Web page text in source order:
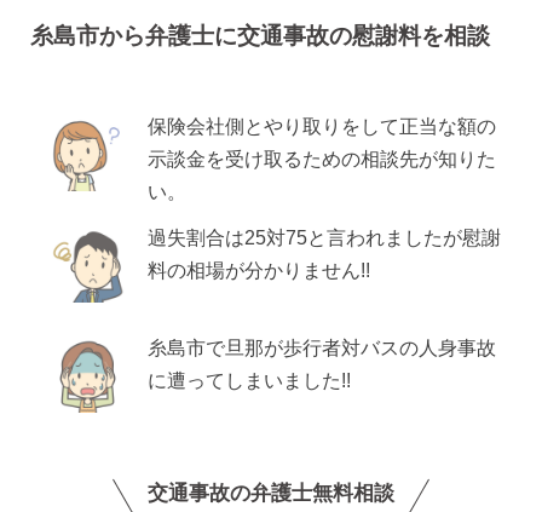
糸島市から弁護士に交通事故の慰謝料を相談
保険会社側とやり取りをして正当な額の
示談金を受け取るための相談先が知りた
い。
過失割合は25対75と言われましたが慰謝
料の相場が分かりません!!
糸島市で旦那が歩行者対バスの人身事故
に遭ってしまいました!!
交通事故の弁護士無料相談